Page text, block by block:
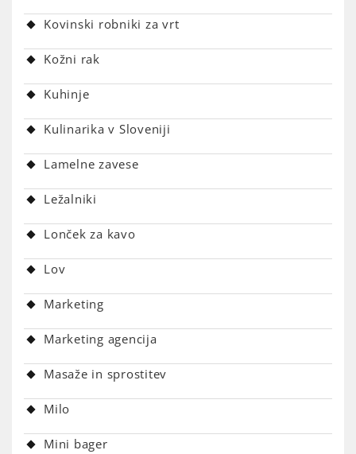
Kovinski robniki za vrt
Kožni rak
Kuhinje
Kulinarika v Sloveniji
Lamelne zavese
Ležalniki
Lonček za kavo
Lov
Marketing
Marketing agencija
Masaže in sprostitev
Milo
Mini bager